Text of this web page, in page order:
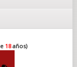
18años)